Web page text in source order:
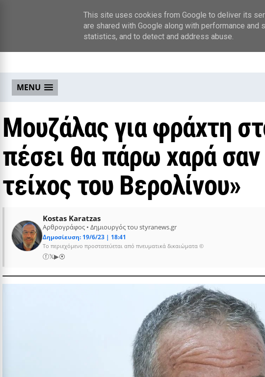
MENU
Μουζάλας για φράχτη
πέσει θα πάρω χαρά
τείχος του Βερολίνου»
Kostas Karatzas
Αρθρογράφος • Δημιουργός του styranews.gr
Δημοσίευση: 19/6/23 | 18:41
Το περιεχόμενο προστατεύεται από πνευματικά δικαιώματα ©
ⓕ𝕏▶⦿
This site uses cookies from Google to deliver its
are shared with Google along with performance
statistics, and to detect and address abuse.